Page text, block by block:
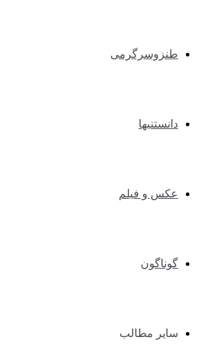
طنزوسرگرمی
دانستنیها
عکس و فیلم
گوناگون
سایر مطالب